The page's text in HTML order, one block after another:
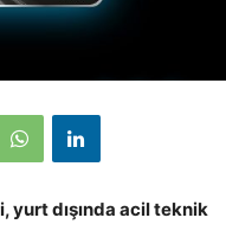
yurt dışında acil teknik